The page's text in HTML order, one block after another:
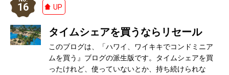
16 UP
タイムシェアを買うならリセール
このブログは、「ハワイ、ワイキキでコンドミニア
ムを買う』ブログの派生版です。タイムシェアを買
ったけれど、使っていないとか、持ち続けられな